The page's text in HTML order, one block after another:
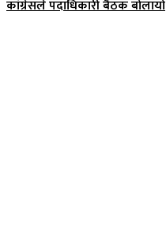
कांग्रेसले पदाधिकारी बैठक बोलायो